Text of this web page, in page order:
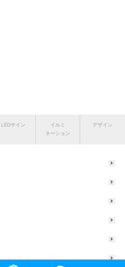
LEDサイン
イルミ
ネーション
デザイン